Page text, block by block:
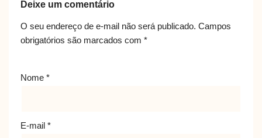
Deixe um comentário
O seu endereço de e-mail não será publicado. Campos
obrigatórios são marcados com *
Nome *
E-mail *